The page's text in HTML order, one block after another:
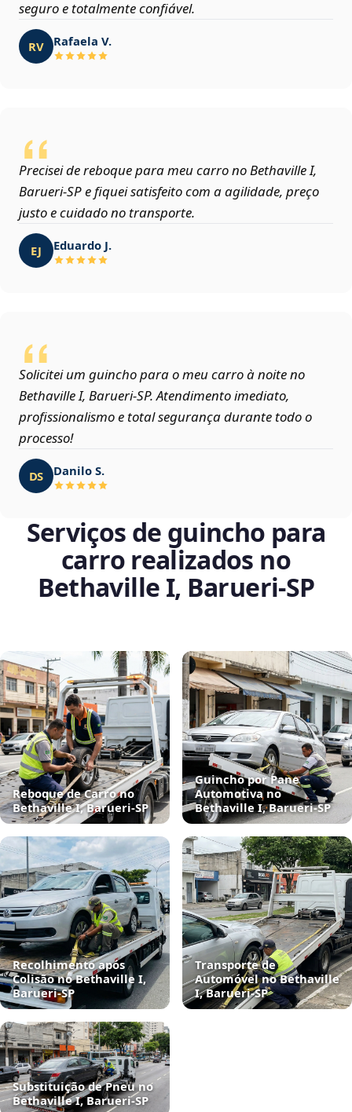
seguro e totalmente confiável.
RV Rafaela V.
Precisei de reboque para meu carro no Bethaville I,
Barueri‑SP e fiquei satisfeito com a agilidade, preço
justo e cuidado no transporte.
EJ Eduardo J.
Solicitei um guincho para o meu carro à noite no
Bethaville I, Barueri‑SP. Atendimento imediato,
profissionalismo e total segurança durante todo o
processo!
DS Danilo S.
Serviços de guincho para
carro realizados no
Bethaville I, Barueri‑SP
Reboque de Carro no
Bethaville I, Barueri‑SP
Guincho por Pane
Automotiva no
Bethaville I, Barueri‑SP
Recolhimento após
Colisão no Bethaville I,
Barueri‑SP
Transporte de
Automóvel no Bethaville
I, Barueri‑SP
Substituição de Pneu no
Bethaville I, Barueri‑SP